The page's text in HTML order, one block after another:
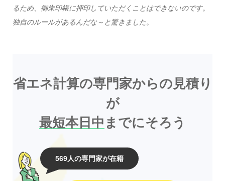
るため、御朱印帳に押印していただくことはできないのです。
独自のルールがあるんだな～と驚きました。
省エネ計算の専門家からの見積り
が
最短本日中 までにそろう
569人の専門家が在籍